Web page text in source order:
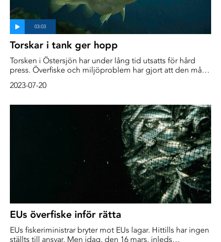
Torskar i tank ger hopp
Torsken i Östersjön har under lång tid utsatts för hård
press. Överfiske och miljöproblem har gjort att den mår
händer med vilda torskar som får möjlighet att återhämta
2023-07-20
EUs överfiske inför rätta
EUs fiskeriministrar bryter mot EUs lagar. Hittills har ingen
ställts till ansvar. Men idag, den 16 mars, inleds